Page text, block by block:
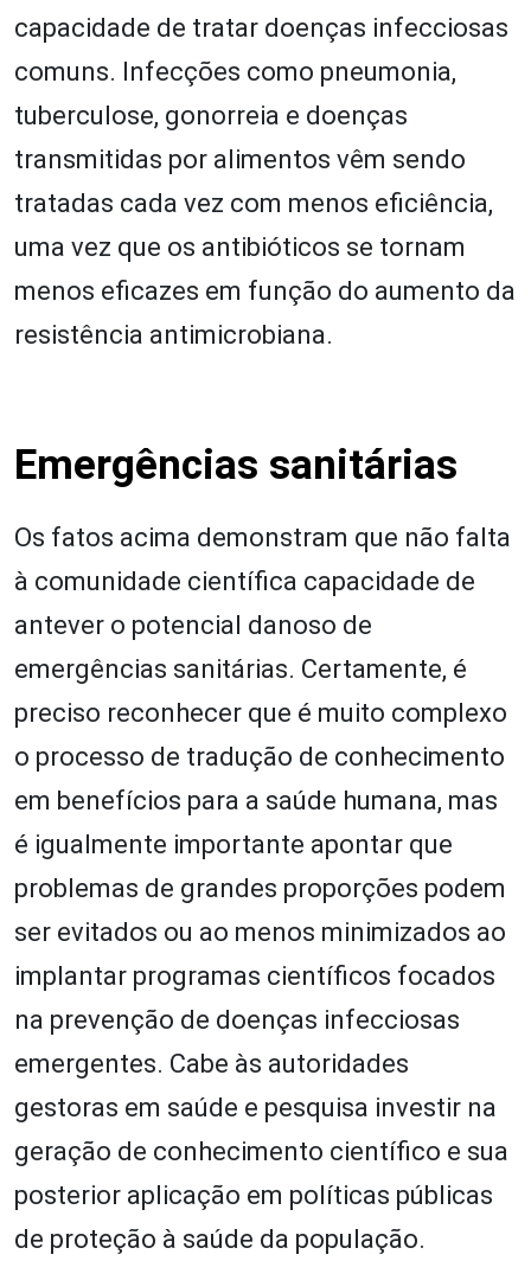
capacidade de tratar doenças infecciosas
comuns. Infecções como pneumonia,
tuberculose, gonorreia e doenças
transmitidas por alimentos vêm sendo
tratadas cada vez com menos eficiência,
uma vez que os antibióticos se tornam
menos eficazes em função do aumento da
resistência antimicrobiana.
Emergências sanitárias
Os fatos acima demonstram que não falta
à comunidade científica capacidade de
antever o potencial danoso de
emergências sanitárias. Certamente, é
preciso reconhecer que é muito complexo
o processo de tradução de conhecimento
em benefícios para a saúde humana, mas
é igualmente importante apontar que
problemas de grandes proporções podem
ser evitados ou ao menos minimizados ao
implantar programas científicos focados
na prevenção de doenças infecciosas
emergentes. Cabe às autoridades
gestoras em saúde e pesquisa investir na
geração de conhecimento científico e sua
posterior aplicação em políticas públicas
de proteção à saúde da população.